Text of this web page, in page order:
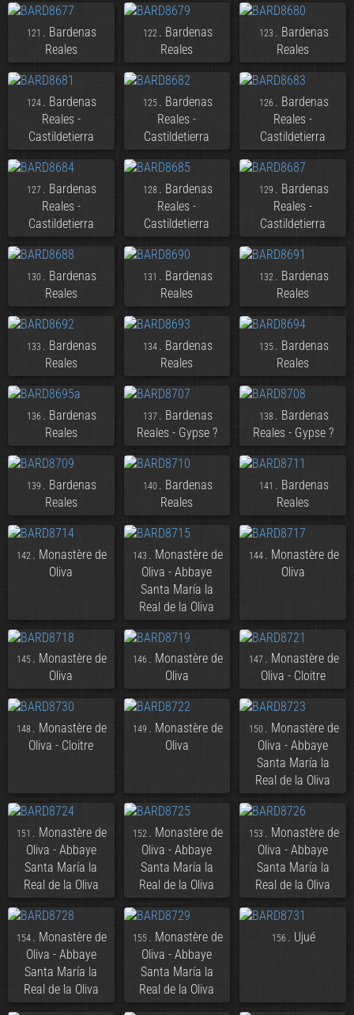
121 . Bardenas
Reales
122 . Bardenas
Reales
123 . Bardenas
Reales
124 . Bardenas
Reales -
Castildetierra
125 . Bardenas
Reales -
Castildetierra
126 . Bardenas
Reales -
Castildetierra
127 . Bardenas
Reales -
Castildetierra
128 . Bardenas
Reales -
Castildetierra
129 . Bardenas
Reales -
Castildetierra
130 . Bardenas
Reales
131 . Bardenas
Reales
132 . Bardenas
Reales
133 . Bardenas
Reales
134 . Bardenas
Reales
135 . Bardenas
Reales
136 . Bardenas
Reales
137 . Bardenas
Reales - Gypse ?
138 . Bardenas
Reales - Gypse ?
139 . Bardenas
Reales
140 . Bardenas
Reales
141 . Bardenas
Reales
142 . Monastère de
Oliva
143 . Monastère de
Oliva - Abbaye
Santa María la
Real de la Oliva
144 . Monastère de
Oliva
145 . Monastère de
Oliva
146 . Monastère de
Oliva
147 . Monastère de
Oliva - Cloitre
148 . Monastère de
Oliva - Cloitre
149 . Monastère de
Oliva
150 . Monastère de
Oliva - Abbaye
Santa María la
Real de la Oliva
151 . Monastère de
Oliva - Abbaye
Santa María la
Real de la Oliva
152 . Monastère de
Oliva - Abbaye
Santa María la
Real de la Oliva
153 . Monastère de
Oliva - Abbaye
Santa María la
Real de la Oliva
154 . Monastère de
Oliva - Abbaye
Santa María la
Real de la Oliva
155 . Monastère de
Oliva - Abbaye
Santa María la
Real de la Oliva
156 . Ujué